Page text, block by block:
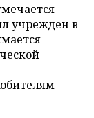
учрежден в